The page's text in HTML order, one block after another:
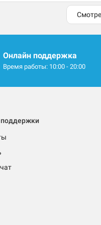
Онлайн поддержка
Время работы: 10:00 - 20:00